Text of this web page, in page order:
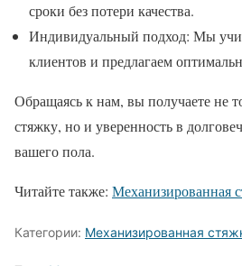
сроки без потери качества.
Индивидуальный подход: Мы
клиентов и предлагаем
Обращаясь к нам, вы получаете не
стяжку, но и уверенность в
вашего пола.
Читайте также: Механизированная
Категории: Механизированная